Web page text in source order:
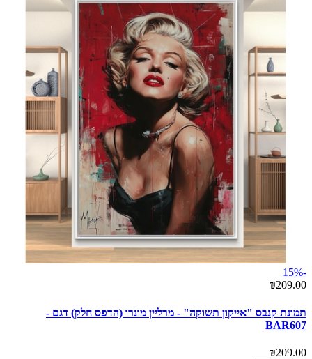
-15%
₪209.00
תמונת קנבס "אייקון תשוקה" - מרליין מונרו (הדפס חלק) דגם -
BAR607
₪209.00